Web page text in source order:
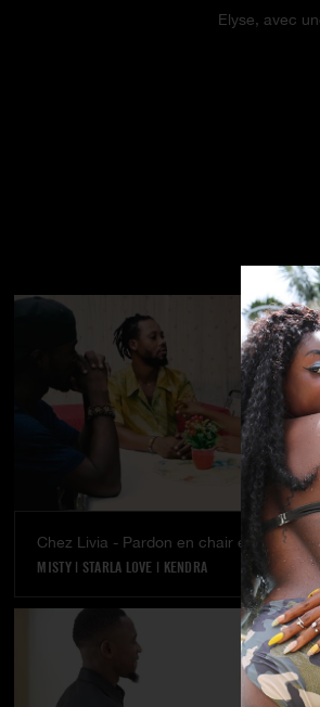
Elyse, avec
Chez Livia - Pardon en chair et en os
MISTY| STARLA LOVE | KENDRA